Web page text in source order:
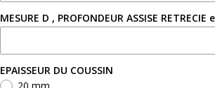
MESURE D , PROFONDEUR ASSISE RETRECIE
EPAISSEUR DU COUSSIN